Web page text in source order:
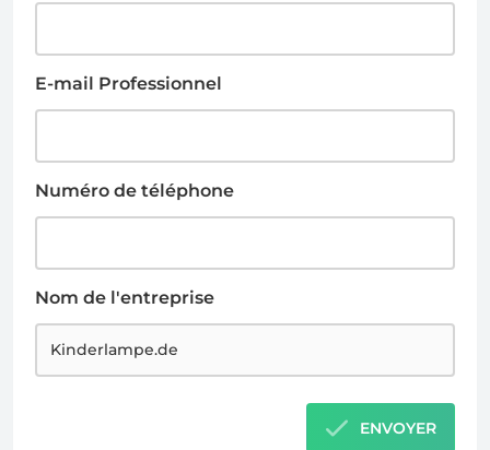
E-mail Professionnel
Numéro de téléphone
Nom de l'entreprise
ENVOYER